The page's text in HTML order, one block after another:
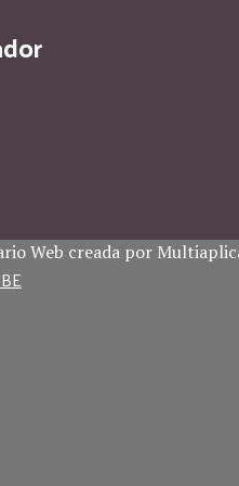
Web creada por